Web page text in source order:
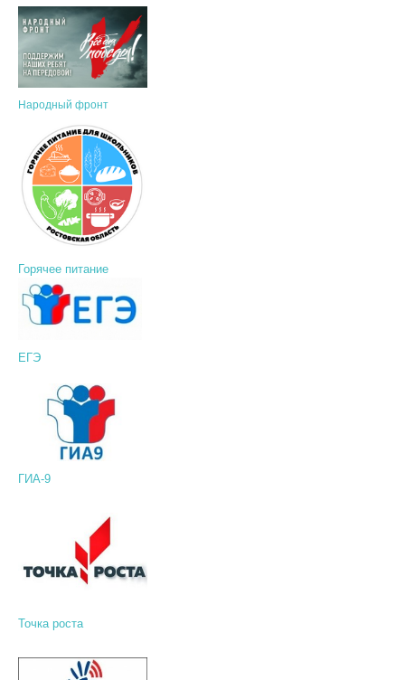
Народный фронт
Горячее питание
ЕГЭ
ГИА-9
Точка роста